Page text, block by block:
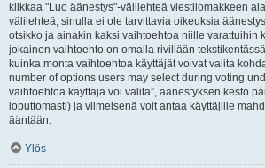
klikkaa "Luo äänestys"-välilehteä viestilomakkeen
välilehteä, sinulla ei ole tarvittavia oikeuksia
otsikko ja ainakin kaksi vaihtoehtoa niille varattuihin
jokainen vaihtoehto on omalla rivillään
kuinka monta vaihtoehtoa käyttäjät voivat valita
number of options users may select during voting
vaihtoehtoa käyttäjä voi valita”, äänestyksen kesto
loputtomasti) ja viimeisenä voit antaa käyttäjille
ääntään.
Ylös